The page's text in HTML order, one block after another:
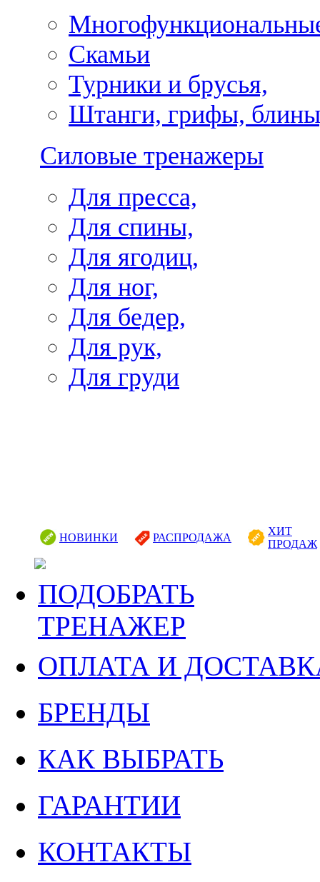
Скамьи
Турники и брусья,
Штанги, грифы,
Силовые тренажеры
Для пресса,
Для спины,
Для ягодиц,
Для ног,
Для бедер,
Для рук,
Для груди
НОВИНКИ РАСПРОДАЖА
ХИТ
ПРОДАЖ
ПОДОБРАТЬ
ТРЕНАЖЕР
ОПЛАТА И
БРЕНДЫ
КАК ВЫБРАТЬ
ГАРАНТИИ
КОНТАКТЫ